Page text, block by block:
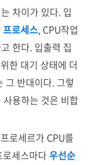
차이가 있다. 입
프로세스, CPU작업
한다. 입출력 집
한 대기 상태에 더
그 반대이다. 그렇
용하는 것은 비합
로세르가 CPU를
세스마다우선순